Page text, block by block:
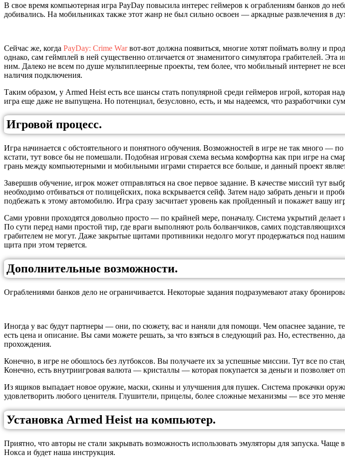
В свое время компьютерная игра PayDay повысила интерес геймеров к ограблениям банков до
добивались. На мобильниках также этот жанр не был сильно освоен — аркадные развлечения в
Сейчас же, когда PayDay: Crime Warвот-вот должна появиться, многие хотят поймать волну и
однако, сам геймплей в ней существенно отличается от знаменитого симулятора грабителей. Эта
ним. Далеко не всем по душе мультиплеерные проекты, тем более, что мобильный интернет не
наличия подключения.
Таким образом, у Armed Heist есть все шансы стать популярной среди геймеров игрой, которая
игра еще даже не выпущена. Но потенциал, безусловно, есть, и мы надеемся, что разработчики
Игровой процесс.
Игра начинается с обстоятельного и понятного обучения. Возможностей в игре не так много —
кстати, тут вовсе бы не помешали. Подобная игровая схема весьма комфортна как при игре на
грань между компьютерными и мобильными играми стирается все больше, и данный проект
Завершив обучение, игрок может отправляться на свое первое задание. В качестве миссий тут
необходимо отбиваться от полицейских, пока вскрывается сейф. Затем надо забрать деньги и
подбежать к этому автомобилю. Игра сразу засчитает уровень как пройденный и покажет вашу
Сами уровни проходятся довольно просто — по крайней мере, поначалу. Система укрытий
По сути перед нами простой тир, где враги выполняют роль болванчиков, самих
грабителем не могут. Даже закрытые щитами противники недолго могут продержаться под
щита при этом теряется.
Дополнительные возможности.
Ограблениями банков дело не ограничивается. Некоторые задания подразумевают атаку
Иногда у вас будут партнеры — они, по сюжету, вас и наняли для помощи. Чем опаснее
есть цена и описание. Вы сами можете решать, за что взяться в следующий раз. Но,
прохождения.
Конечно, в игре не обошлось без лутбоксов. Вы получаете их за успешные миссии. Тут все по
Конечно, есть внутриигровая валюта — кристаллы — которая покупается за деньги и позволяет
Из ящиков выпадает новое оружие, маски, скины и улучшения для пушек. Система прокачки
удовлетворить любого ценителя. Глушители, прицелы, более сложные механизмы — все это
Установка Armed Heist на компьютер.
Приятно, что авторы не стали закрывать возможность использовать эмуляторы для запуска.
Нокса и будет наша инструкция.